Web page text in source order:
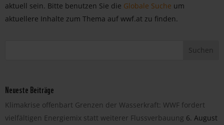
aktuell sein. Bitte benutzen Sie die Globale Suche um
aktuellere Inhalte zum Thema auf wwf.at zu finden.
Neueste Beiträge
Klimakrise offenbart Grenzen der Wasserkraft: WWF fordert
vielfältigen Energiemix statt weiterer Flussverbauung 6. August